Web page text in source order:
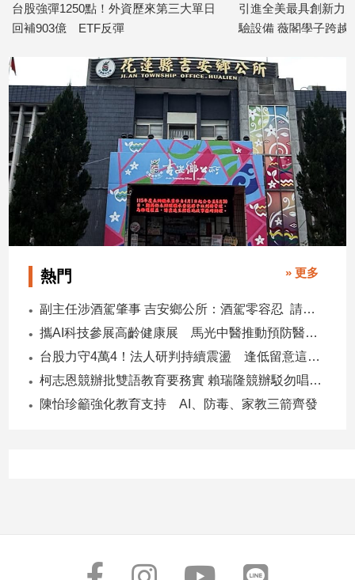
專
區
合
作
媒
體
稿
專
【我
點】
台股強彈1250點！外資歷來第三大單日
回補903億 ETF反彈
引進全美最具創新力
驗設備 薇閣學子跨越
2026/08/03
熱門 » 更多
副主任涉酒駕肇事 吉安鄉公所：酒駕零容忍 請辭獲准
攜AI科技參展高齡健康展 馬光中醫推動預防醫學迎接長壽新經濟
台股力守4萬4！法人研判持續震盪 逢低留意這些族群
柯志恩競辦批雙語教育要務實 賴瑞隆競辦駁勿唱衰高雄
陳怡珍籲強化教育支持 AI、防毒、家教三箭齊發